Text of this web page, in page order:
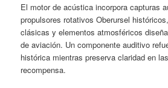
El motor de acústica incorpora capturas
propulsores rotativos Oberursel
clásicas y elementos atmosféricos
de aviación. Un componente auditivo
histórica mientras preserva claridad en
recompensa.